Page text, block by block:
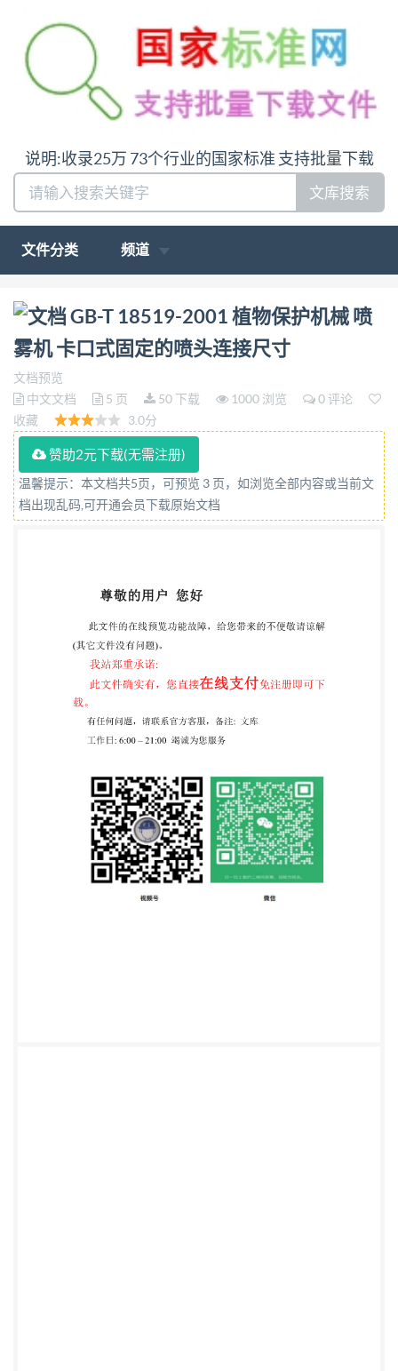
说明:收录25万 73个行业的国家标准 支持批量下载
文库搜索
文件分类 频道
问:哪里下载GB-T 18519-2001 植物保护机械 喷雾机
卡口式固定的喷头连接尺寸答:请联系微
信:siduwenku
GB-T 18519-2001 植物保护机械 喷
雾机 卡口式固定的喷头连接尺寸
文档预览
中文文档
5 页 50 下载 1000 浏览
0 评论
收藏
3.0分
赞助2元下载(无需注册)
温馨提示：本文档共5页，可预览 3 页，如浏览全部内容或当前文
档出现乱码,可开通会员下载原始文档